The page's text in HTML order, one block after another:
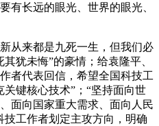
有长远的眼光、世界的眼光、
从来都是九死一生，但我们必
犹未悔”的豪情；给袁隆平、
者代表回信，希望全国科技工
键核心技术”；“坚持面向世
面向国家重大需求、面向人民
工作者划定主攻方向，明确